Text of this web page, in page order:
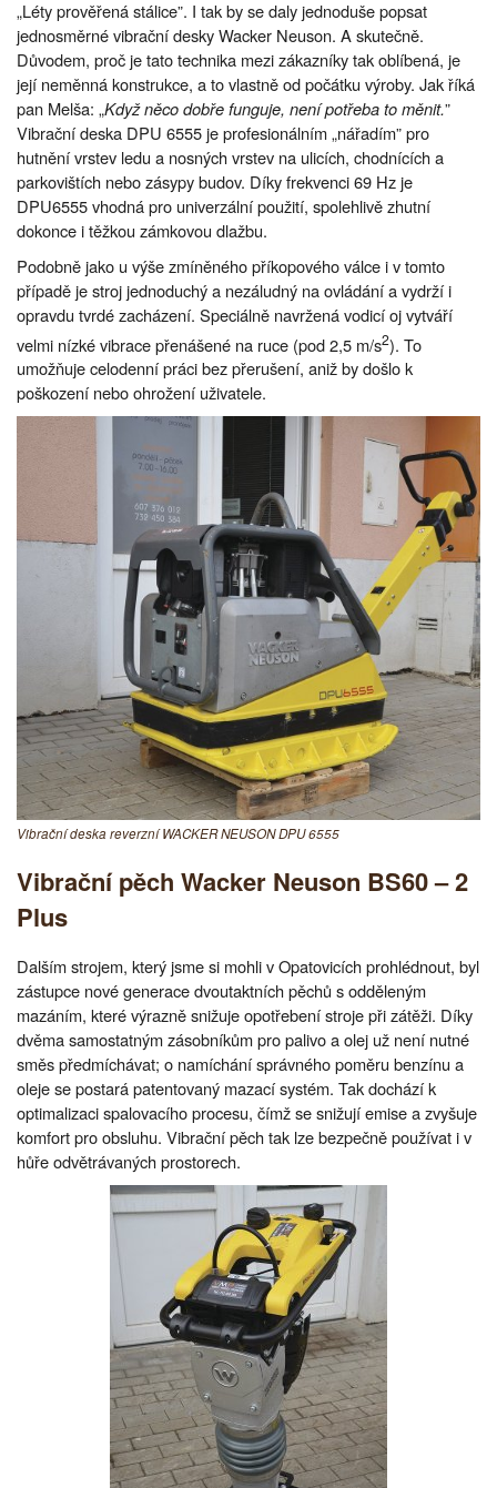
„Léty prověřená stálice”. I tak by se daly jednoduše popsat
jednosměrné vibrační desky Wacker Neuson. A skutečně.
Důvodem, proč je tato technika mezi zákazníky tak oblíbená, je
její neměnná konstrukce, a to vlastně od počátku výroby. Jak říká
pan Melša: „Když něco dobře funguje, není potřeba to měnit.”
Vibrační deska DPU 6555 je profesionálním „nářadím” pro
hutnění vrstev ledu a nosných vrstev na ulicích, chodnících a
parkovištích nebo zásypy budov. Díky frekvenci 69 Hz je
DPU6555 vhodná pro univerzální použití, spolehlivě zhutní
dokonce i těžkou zámkovou dlažbu.
Podobně jako u výše zmíněného příkopového válce i v tomto
případě je stroj jednoduchý a nezáludný na ovládání a vydrží i
opravdu tvrdé zacházení. Speciálně navržená vodicí oj vytváří
velmi nízké vibrace přenášené na ruce (pod 2,5 m/s2). To
umožňuje celodenní práci bez přerušení, aniž by došlo k
poškození nebo ohrožení uživatele.
Vibrační deska reverzní WACKER NEUSON DPU 6555
Vibrační pěch Wacker Neuson BS60 – 2
Plus
Dalším strojem, který jsme si mohli v Opatovicích prohlédnout, byl
zástupce nové generace dvoutaktních pěchů s odděleným
mazáním, které výrazně snižuje opotřebení stroje při zátěži. Díky
dvěma samostatným zásobníkům pro palivo a olej už není nutné
směs předmíchávat; o namíchání správného poměru benzínu a
oleje se postará patentovaný mazací systém. Tak dochází k
optimalizaci spalovacího procesu, čímž se snižují emise a zvyšuje
komfort pro obsluhu. Vibrační pěch tak lze bezpečně používat i v
hůře odvětrávaných prostorech.